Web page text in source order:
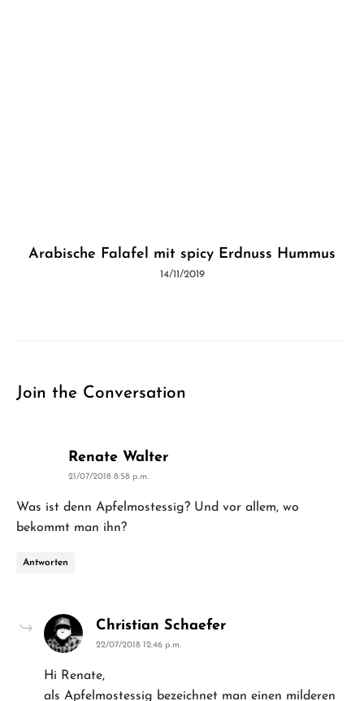
Arabische Falafel mit spicy Erdnuss Hummus
14/11/2019
Join the Conversation
Renate Waltersays:
21/07/2018 8:58 p.m.
Was ist denn Apfelmostessig? Und vor allem, wo
bekommt man ihn?
Antworten
Christian Schaefersays:
22/07/2018 12:46 p.m.
Hi Renate,
als Apfelmostessig bezeichnet man einen milderen